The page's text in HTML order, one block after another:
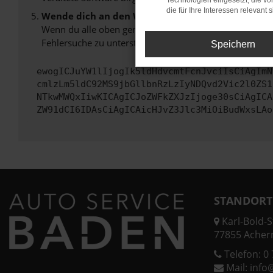
Wende dich an den Webseitenbetreiber.
Wenn du alle oben genannten Schritte versucht hast,
Fehlersuche zu unterstützen:
Karl-Bold-
77855
Telefon: 0
Mail:
die für Ihre Interessen relevant
Speichern